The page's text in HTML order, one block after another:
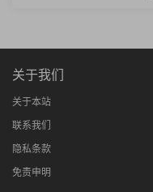
关于我们
关于本站
联系我们
隐私条款
免责申明